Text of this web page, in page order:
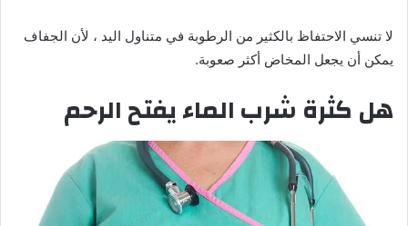
لا تنسي الاحتفاظ بالكثير من الرطوبة في متناول اليد ، لأن الجفاف
يمكن أن يجعل المخاض أكثر صعوبة.
هل كثرة شرب الماء يفتح الرحم